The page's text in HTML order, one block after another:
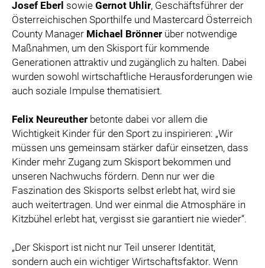
Josef Eberl sowie Gernot Uhlir, Geschäftsführer der
Österreichischen Sporthilfe und Mastercard Österreich
County Manager Michael Brönner über notwendige
Maßnahmen, um den Skisport für kommende
Generationen attraktiv und zugänglich zu halten. Dabei
wurden sowohl wirtschaftliche Herausforderungen wie
auch soziale Impulse thematisiert.
Felix Neureuther betonte dabei vor allem die
Wichtigkeit Kinder für den Sport zu inspirieren: „Wir
müssen uns gemeinsam stärker dafür einsetzen, dass
Kinder mehr Zugang zum Skisport bekommen und
unseren Nachwuchs fördern. Denn nur wer die
Faszination des Skisports selbst erlebt hat, wird sie
auch weitertragen. Und wer einmal die Atmosphäre in
Kitzbühel erlebt hat, vergisst sie garantiert nie wieder“.
„Der Skisport ist nicht nur Teil unserer Identität,
sondern auch ein wichtiger Wirtschaftsfaktor. Wenn